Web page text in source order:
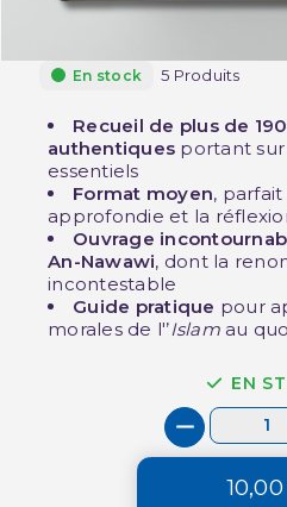
En stock 5 Produits
Recueil de plus de
authentiques portant
essentiels
Format moyen,
approfondie et la
Ouvrage
An-Nawawi, dont la
incontestable
Guide pratique pour
morales de l'’Islamau
EN